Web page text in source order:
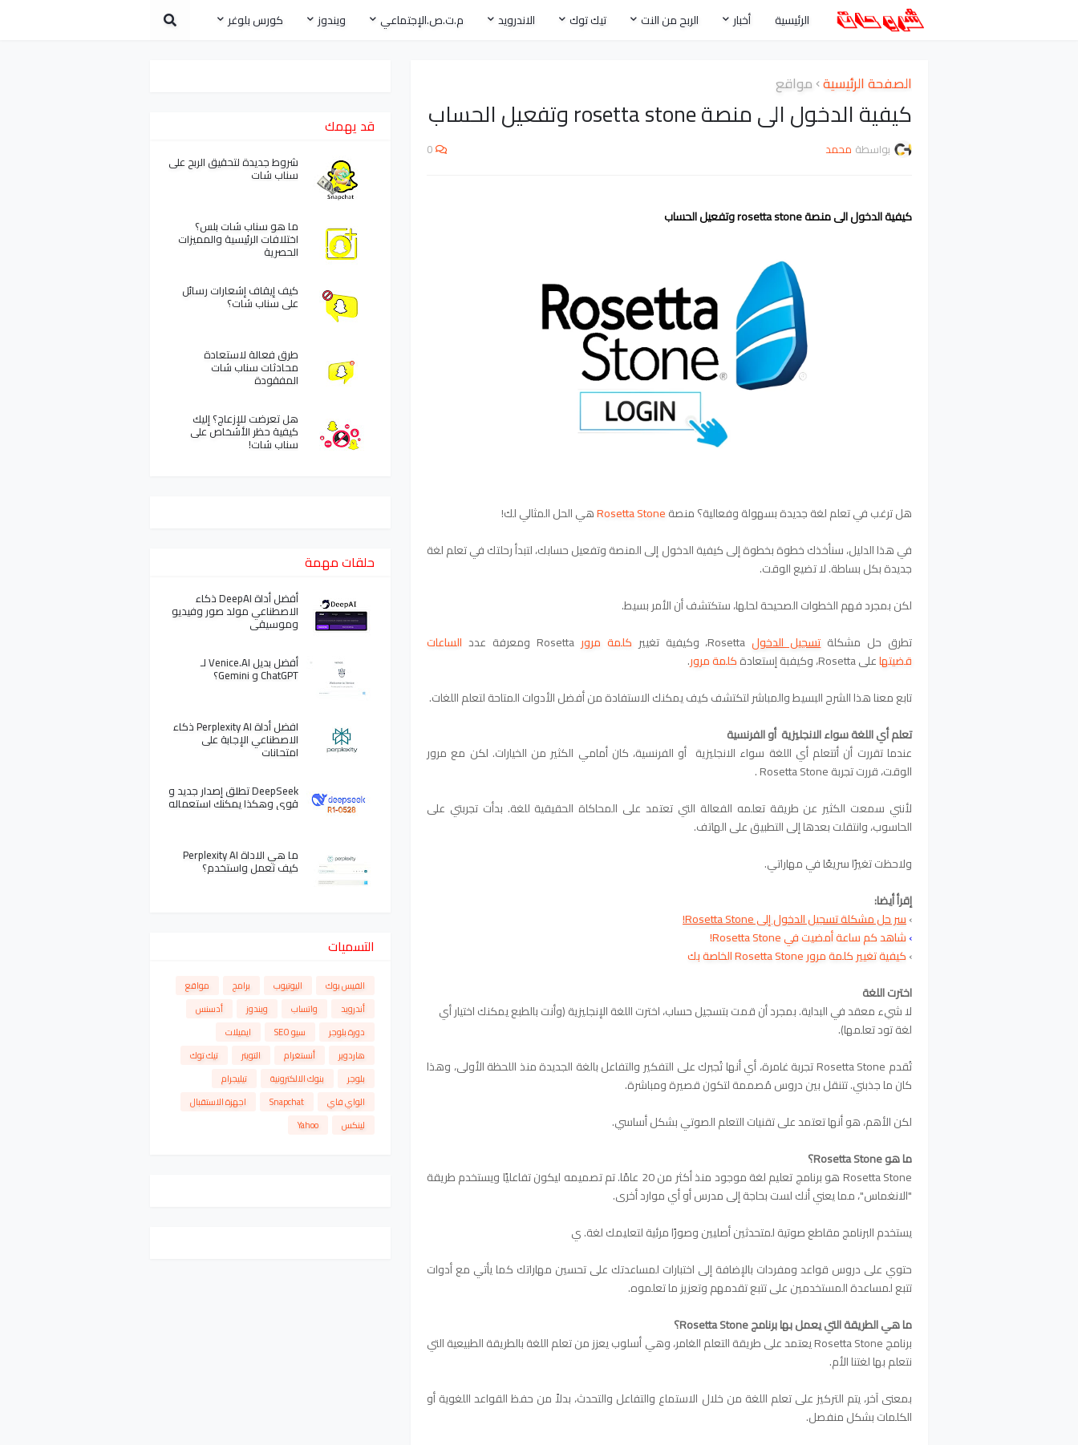
الرئيسية أخبار الربح من النت تيك توك الاندرويد م.ت.ص.الإجتماعي ويندوز كورس بلوغر
الصفحة الرئيسية مواقع
كيفية الدخول الى منصة rosetta stone وتفعيل الحساب
بواسطة محمد 0
كيفية الدخول الى منصة rosetta stone وتفعيل الحساب
هل ترغب في تعلم لغة جديدة بسهولة وفعالية؟ منصةRosetta Stoneهي الحل المثالي لك!
في هذا الدليل، سنأخذك خطوة بخطوة إلى كيفية الدخول إلى المنصة وتفعيل حسابك، لتبدأ رحلتك في تعلم لغة
جديدة بكل بساطة. لا تضيع الوقت.
لكن بمجرد فهم الخطوات الصحيحة لحلها، ستكتشف أن الأمر بسيط.
تطرق حل مشكلةتسجيل الدخولRosetta، وكيفية تغيير كلمة مرورRosetta و معرفة عدد الساعات
قضيتهاعلىRosetta،وكيفبة إستعادةكلمة مرور.
تابع معنا هذا الشرح البسيط والمباشر لتكتشف كيف يمكنك الاستفادة من أفضل الأدوات المتاحة لتعلم اللغات.
تعلم أي اللغة سواء الانجليزية أو الفرنسية
عندما تقررت أن أتتعلم أي اللغة سواء الانجليزية أو الفرنسية، كان أمامي الكثير من الخيارات. لكن مع مرور
الوقت، قررت تجربة Rosetta Stone .
لأنني سمعت الكثير عن طريقة تعلمه الفعالة التي تعتمد على المحاكاة الحقيقية للغة. بدأت تجربتي على
الحاسوب، وانتقلت بعدها إلى التطبيق على الهاتف.
ولاحظت تغيرًا سريعًا في مهاراتي.
إقرأ أيضا:
›سر حل مشكلة تسجيل الدخول إلى Rosetta Stone!
›شاهد كم ساعة أمضيت في Rosetta Stone!
›كيفية تغيير كلمة مرور Rosetta Stone الخاصة بك
اخترت اللغة
لا شيء معقد في البداية. بمجرد أن قمت بتسجيل حساب، اخترت اللغة الإنجليزية (وأنت بالطبع يمكنك اختيار أي
لغة تود تعلمها).
تُقدم Rosetta Stone تجربة غامرة، أي أنها تُجبرك على التفكير والتفاعل بالغة الجديدة منذ اللحظة الأولى، وهذا
كان ما جذبني. تتنقل بين دروس مُصممة لتكون قصيرة ومباشرة.
لكن الأهم، هو أنها تعتمد على تقنيات التعلم الصوتي بشكل أساسي.
ما هو Rosetta Stone؟
Rosetta Stone هو برنامج تعليم لغة موجود منذ أكثر من 20 عامًا. تم تصميمه ليكون تفاعليًا ويستخدم طريقة
"الانغماس"، مما يعني أنك لست بحاجة إلى مدرس أو أي موارد أخرى.
يستخدم البرنامج مقاطع صوتية لمتحدثين أصليين وصورًا مرئية لتعليمك لغة. ي
حتوي على دروس قواعد ومفردات بالإضافة إلى اختبارات لمساعدتك على تحسين مهاراتك كما يأتي مع أدوات
تتبع لمساعدة المستخدمين على تتبع تقدمهم وتعزيز ما تعلموه.
ما هي الطريقة التي يعمل بها برنامج Rosetta Stone؟
برنامج Rosetta Stone يعتمد على طريقة التعلم الغامر، وهي أسلوب يعزز من تعلم اللغة بالطريقة الطبيعية التي
نتعلم بها لغتنا الأم.
بمعنى آخر، يتم التركيز على تعلم اللغة من خلال الاستماع والتفاعل والتحدث، بدلاً من حفظ القواعد اللغوية أو
الكلمات بشكل منفصل.
قد يهمك
شروط جديدة لتحقيق الربح على
سناب شات
ما هو سناب شات بلس؟
اختلافات الرئيسية والمميزات
الحصرية
كيف إيقاف إشعارات رسائل
على سناب شات؟
طرق فعالة لاستعادة
محادثات سناب شات
المفقودة
هل تعرضت للإزعاج؟ إليك
كيفية حظر الأشخاص على
سناب شات!
حلقات مهمة
أفضل أداة DeepAI ذكاء
الاصطناعي مولد صور وفيديو
وموسيقى
أفضل بديل Venice.AI لـ
ChatGPT و Gemini؟
افضل أداة Perplexity AI ذكاء
الاصطناعي الإجابة على
امتحانات
DeepSeek تطلق إصدار جديد و
قوي وهكذا يمكنك استعماله
ما هي الاداة Perplexity AI
كيف تعمل واستخدم؟
التسميات
الفيس بوك اليوتيوب برامج
مواقع
أندرويد
واتساب ويندوز
أدسنس
دورة بلوجر
سيو SEO
ايميلات
هاردوير
أنستغرام التويتر
تيك توك
بلوجر
بنوك الالكترونية
تيليجرام
الواي فاي
Snapchat
اجهزة الاستقبال
لينكس
Yahoo